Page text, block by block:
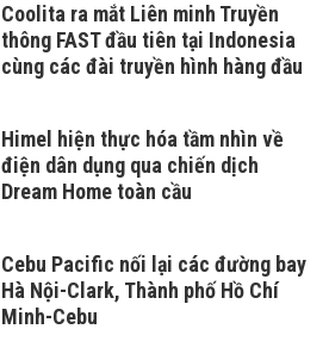
Coolita ra mắt Liên minh Truyền
thông FAST đầu tiên tại Indonesia
cùng các đài truyền hình hàng đầu
Himel hiện thực hóa tầm nhìn về
điện dân dụng qua chiến dịch
Dream Home toàn cầu
Cebu Pacific nối lại các đường bay
Hà Nội-Clark, Thành phố Hồ Chí
Minh-Cebu